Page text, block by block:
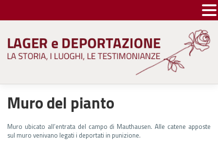
content
Muro del pianto
Muro ubicato all’entrata del campo di Mauthausen. Alle catene apposte
sul muro venivano legati i deportati in punizione.